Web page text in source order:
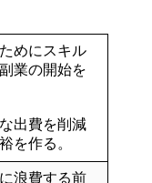
めにスキル
業の開始を
出費を削減
を作る。
浪費する前